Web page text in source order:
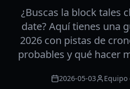
¿Buscas la block tales
date? Aquí tienes una
2026 con pistas de
probables y qué hacer
2026-05-03 Equipo